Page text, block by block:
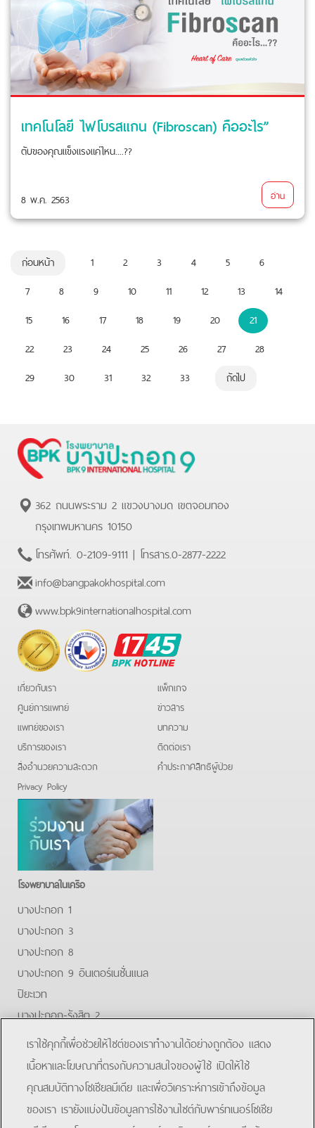
เทคโนโลยี ไฟโบรสแกน (Fibroscan) คืออะไร”
ตับของคุณแข็งแรงแค่ไหน....??
8 พ.ค. 2563 อ่าน
ก่อนหน้า 1 2 3 4 5
6
7
8 9 10 11 12 13
14
15
16 17 18 19 20
21
22
23 24 25 26 27
28
29
30 31 32 33 ถัดไป
362 ถนนพระราม 2 แขวงบางมด เขตจอมทอง
กรุงเทพมหานคร 10150
โทรศัพท์. 0-2109-9111 | โทรสาร.0-2877-2222
info@bangpakokhospital.com
www.bpk9internationalhospital.com
BPK
Hotline
เกี่ยวกับเรา
ศูนย์การแพทย์
แพทย์ของเรา
บริการของเรา
สิ่งอำนวยความสะดวก
Privacy Policy
แพ็กเกจ
ข่าวสาร
บทความ
ติดต่อเรา
คําประกาศสิทธิผู้ป่วย
โรงพยาบาลในเครือ
บางปะกอก 1
บางปะกอก 3
บางปะกอก 8
บางปะกอก 9 อินเตอร์เนชั่นแนล
ปิยะเวท
บางปะกอก-รังสิต 2
บางปะกอกสมุทรปราการ
FacebookYoutubeLine
โรงพยาบาลบางปะกอก 9 อินเตอร์เนชั่นแนล
เราใช้คุกกี้เพื่อช่วยให้ไซต์ของเราทำงานได้อย่างถูกต้อง แสดง
เนื้อหาและโฆษณาที่ตรงกับความสนใจของผู้ใช้ เปิดให้ใช้
คุณสมบัติทางโซเชียลมีเดีย และเพื่อวิเคราะห์การเข้าถึงข้อมูล
ของเรา เรายังแบ่งปันข้อมูลการใช้งานไซต์กับพาร์ทเนอร์โซเชีย